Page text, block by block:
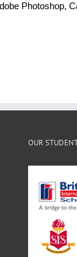
Photoshop,
OUR